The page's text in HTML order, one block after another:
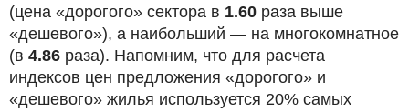
(цена «дорогого» сектора в 1.60 раза выше
«дешевого»), а наибольший — на многокомнатное
(в 4.86 раза). Напомним, что для расчета
индексов цен предложения «дорогого» и
«дешевого» жилья используется 20% самых